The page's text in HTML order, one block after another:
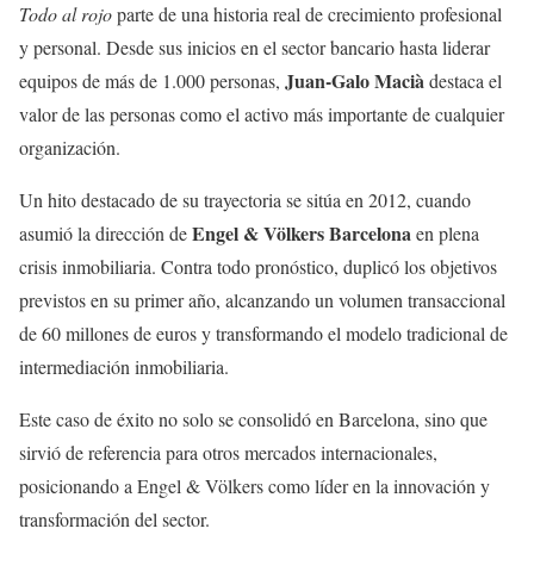
Todo al rojoparte de una historia real de crecimiento profesional
y personal. Desde sus inicios en el sector bancario hasta liderar
equipos de más de 1.000 personas, Juan-Galo Maciàdestaca el
valor de las personas como el activo más importante de cualquier
organización.
Un hito destacado de su trayectoria se sitúa en 2012, cuando
asumió la dirección deEngel & Völkers Barcelonaen plena
crisis inmobiliaria. Contra todo pronóstico, duplicó los objetivos
previstos en su primer año, alcanzando un volumen transaccional
de 60 millones de euros y transformando el modelo tradicional de
intermediación inmobiliaria.
Este caso de éxito no solo se consolidó en Barcelona, sino que
sirvió de referencia para otros mercados internacionales,
posicionando a Engel & Völkers como líder en la innovación y
transformación del sector.